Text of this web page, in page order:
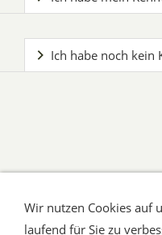
Ich habe noch kein
AGB
Wir nutzen Cookies auf
laufend für Sie zu